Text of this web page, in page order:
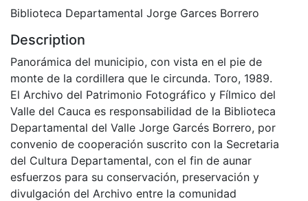
Biblioteca Departamental Jorge Garces Borrero
Description
Panorámica del municipio, con vista en el pie de
monte de la cordillera que le circunda. Toro, 1989.
El Archivo del Patrimonio Fotográfico y Fílmico del
Valle del Cauca es responsabilidad de la Biblioteca
Departamental del Valle Jorge Garcés Borrero, por
convenio de cooperación suscrito con la Secretaria
del Cultura Departamental, con el fin de aunar
esfuerzos para su conservación, preservación y
divulgación del Archivo entre la comunidad